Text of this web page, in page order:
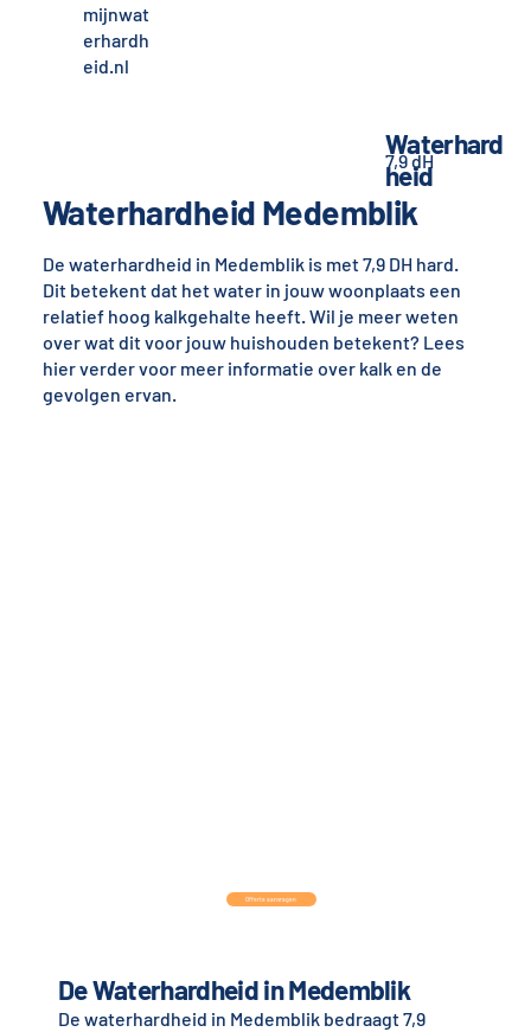
mijnwat
erhardh
eid.nl
Waterhardheid Medemblik
De waterhardheid in Medemblik is met 7,9 DH hard.
Dit betekent dat het water in jouw woonplaats een
relatief hoog kalkgehalte heeft. Wil je meer weten
over wat dit voor jouw huishouden betekent? Lees
hier verder voor meer informatie over kalk en de
gevolgen ervan.
Waterhard
heid
7,9 dH
De Waterhardheid in Medemblik
De waterhardheid in Medemblik bedraagt 7,9
Offerte aanvragen